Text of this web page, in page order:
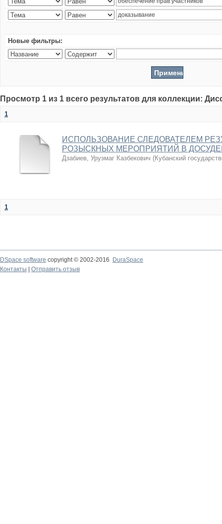
Новые фильтры:
Просмотр 1 из 1 всего результатов для коллекции:
1
ИСПОЛЬЗОВАНИЕ СЛЕДОВАТЕЛЕМ
РОЗЫСКНЫХ МЕРОПРИЯТИЙ В
Дзабиев, Урузмаг Казбекович (Кубанский
1
DSpace software copyright © 2002-2016
DuraSpace
Контакты
Отправить отзыв